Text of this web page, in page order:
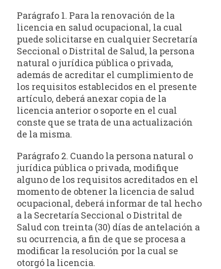
Parágrafo 1. Para la renovación de la
licencia en salud ocupacional, la cual
puede solicitarse en cualquier Secretaría
Seccional o Distrital de Salud, la persona
natural o jurídica pública o privada,
además de acreditar el cumplimiento de
los requisitos establecidos en el presente
artículo, deberá anexar copia de la
licencia anterior o soporte en el cual
conste que se trata de una actualización
de la misma.
Parágrafo 2. Cuando la persona natural o
jurídica pública o privada, modifique
alguno de los requisitos acreditados en el
momento de obtener la licencia de salud
ocupacional, deberá informar de tal hecho
a la Secretaría Seccional o Distrital de
Salud con treinta (30) días de antelación a
su ocurrencia, a fin de que se procesa a
modificar la resolución por la cual se
otorgó la licencia.